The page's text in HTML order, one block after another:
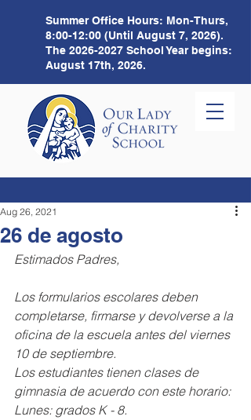
Summer Office Hours: Mon-Thurs,
8:00-12:00 (Until August 7, 2026).
The 2026-2027 School Year begins:
August 17th, 2026.
26 de agosto
Aug 26, 2021
Estimados Padres,
Los formularios escolares deben
completarse, firmarse y devolverse a la
oficina de la escuela antes del viernes
10 de septiembre.
Los estudiantes tienen clases de
gimnasia de acuerdo con este horario:
Lunes: grados K - 8.